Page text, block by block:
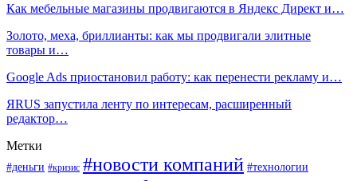
Как мебельные магазины продвигаются в Яндекс Директ и…
Золото, меха, бриллианты: как мы продвигали элитные
товары и…
Google Ads приостановил работу: как перенести рекламу и…
ЯRUS запустила ленту по интересам, расширенный
редактор…
Метки
#деньги #кризис #новости компаний #технологии